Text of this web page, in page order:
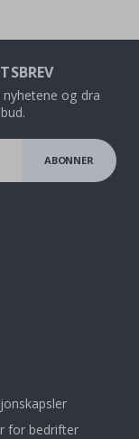
og dra
ABONNER
for bedrifter